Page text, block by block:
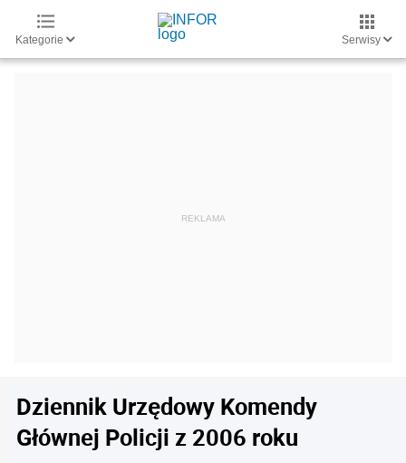
Kategorie Serwisy
Dziennik Urzędowy Komendy
Głównej Policji z 2006 roku